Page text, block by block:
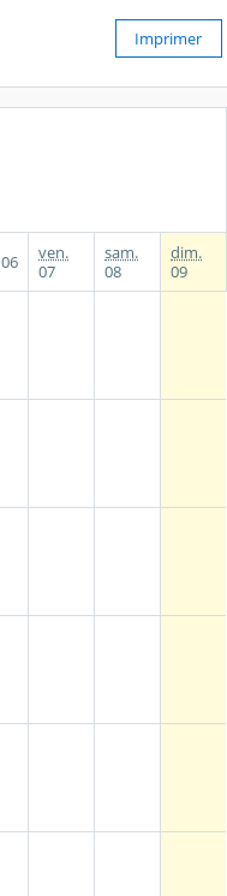
Imprimer
06
ven.
07
sam.
08
dim.
09